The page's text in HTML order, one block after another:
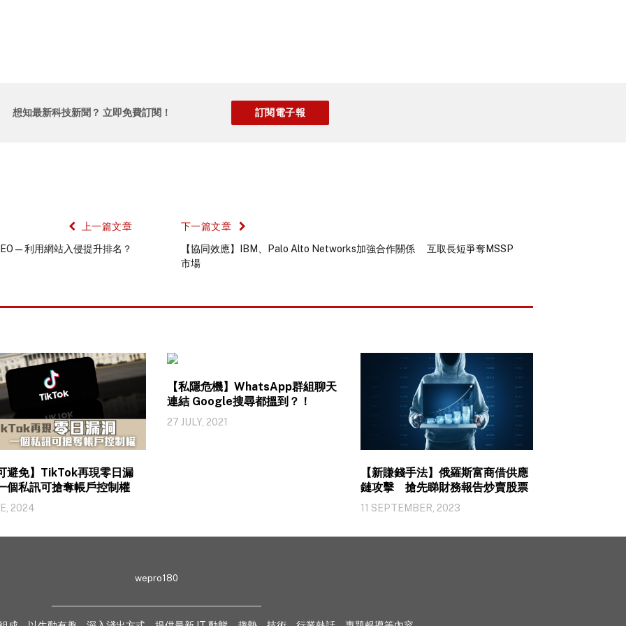
想知最新科技新聞？ 立即免費訂閱！
上一篇文章
利用網站入侵提升排名？
下一篇文章
【協同效應】IBM、Palo Alto Networks加強合作關係 互取長短爭奪MSSP
市場
避免】TikTok再現零日漏
私訊可搶奪帳戶控制權
2024
【私隱危機】WhatsApp群組聊天
連結 Google搜尋都搵到？！
27 JULY, 2021
【新賺錢手法】俄羅斯富商借供應
鏈攻擊 搶先睇財務報告炒賣股票
11 SEPTEMBER, 2023
wepro180